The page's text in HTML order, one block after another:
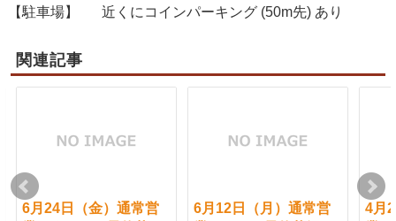
【駐車場】
近くにコインパーキング (50m先) あり
関連記事
6月24日（金）通常営
6月12日（月）通常営
4月